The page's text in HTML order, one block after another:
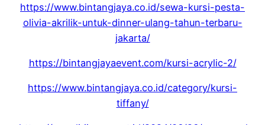
https://www.bintangjaya.co.id/sewa-kursi-pesta-
olivia-akrilik-untuk-dinner-ulang-tahun-terbaru-
jakarta/
https://bintangjayaevent.com/kursi-acrylic-2/
https://www.bintangjaya.co.id/category/kursi-
tiffany/